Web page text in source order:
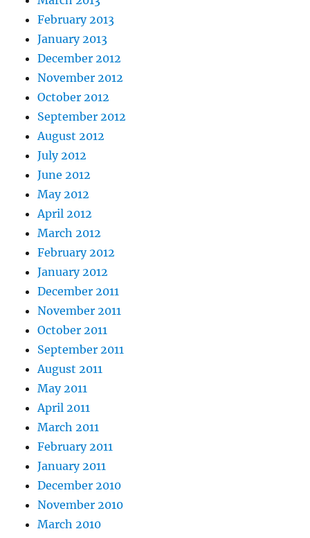
February 2013
January 2013
December 2012
November 2012
October 2012
September 2012
August 2012
July 2012
June 2012
May 2012
April 2012
March 2012
February 2012
January 2012
December 2011
November 2011
October 2011
September 2011
August 2011
May 2011
April 2011
March 2011
February 2011
January 2011
December 2010
November 2010
March 2010